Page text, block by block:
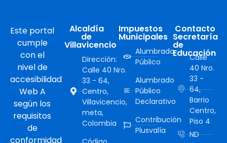
Este portal
cumple
con el
nivel de
accesibilidad
Web A
según los
requisitos
de
conformidad
Alcaldía
de
Villavicencio
Dirección:
Calle 40 Nro.
33 - 64,
Centro,
Villavicencio,
meta,
Colombia
Impuestos
Municipales
Alumbrado
Público
Alumbrado
Público
Declarativo
Contribución
Plusvalía
Contacto
Secretaría
de
Educación
Calle
40 Nro.
33 -
64,
Barrio
Centro,
Piso 4
ND